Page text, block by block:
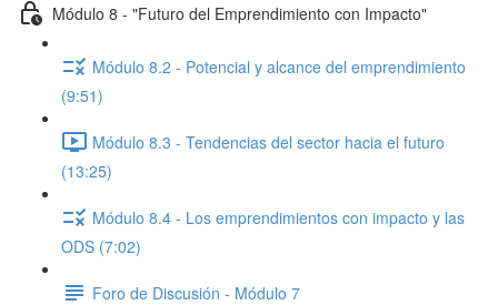
Módulo 8 - "Futuro del Emprendimiento con Impacto"
Módulo 8.2 - Potencial y alcance del emprendimiento
(9:51)
Módulo 8.3 - Tendencias del sector hacia el futuro
(13:25)
Módulo 8.4 - Los emprendimientos con impacto y las
ODS (7:02)
Foro de Discusión - Módulo 7